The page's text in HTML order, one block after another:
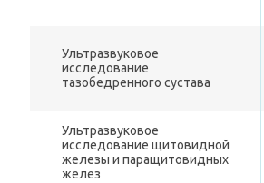
Ультразвуковое
исследование
тазобедренного сустава
Ультразвуковое
исследование щитовидной
железы и паращитовидных
желез